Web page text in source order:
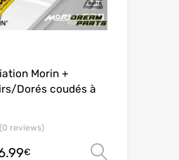
Morin +
Dorés coudés à
(0 reviews)
€